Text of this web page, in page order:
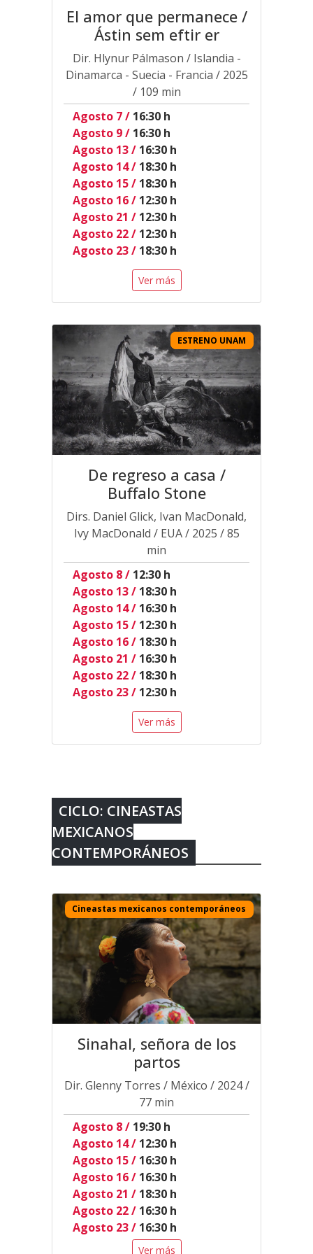
El amor que permanece /
Ástin sem eftir er
Dir. Hlynur Pálmason / Islandia -
Dinamarca - Suecia - Francia / 2025
/ 109 min
Agosto 7 / 16:30 h
Agosto 9 / 16:30 h
Agosto 13 / 16:30 h
Agosto 14 / 18:30 h
Agosto 15 / 18:30 h
Agosto 16 / 12:30 h
Agosto 21 / 12:30 h
Agosto 22 / 12:30 h
Agosto 23 / 18:30 h
Ver más
De regreso a casa /
Buffalo Stone
Dirs. Daniel Glick, Ivan MacDonald,
Ivy MacDonald / EUA / 2025 / 85
min
ESTRENO UNAM
Agosto 8 / 12:30 h
Agosto 13 / 18:30 h
Agosto 14 / 16:30 h
Agosto 15 / 12:30 h
Agosto 16 / 18:30 h
Agosto 21 / 16:30 h
Agosto 22 / 18:30 h
Agosto 23 / 12:30 h
ESTRENO UNAM
Ver más
CICLO: CINEASTAS
MEXICANOS
CONTEMPORÁNEOS
Sinahal, señora de los
partos
Dir. Glenny Torres / México / 2024 /
77 min
Cineastas mexicanos contemporáneos
Agosto 8 / 19:30 h
Agosto 14 / 12:30 h
Agosto 15 / 16:30 h
Agosto 16 / 16:30 h
Agosto 21 / 18:30 h
Agosto 22 / 16:30 h
Agosto 23 / 16:30 h
Ver más